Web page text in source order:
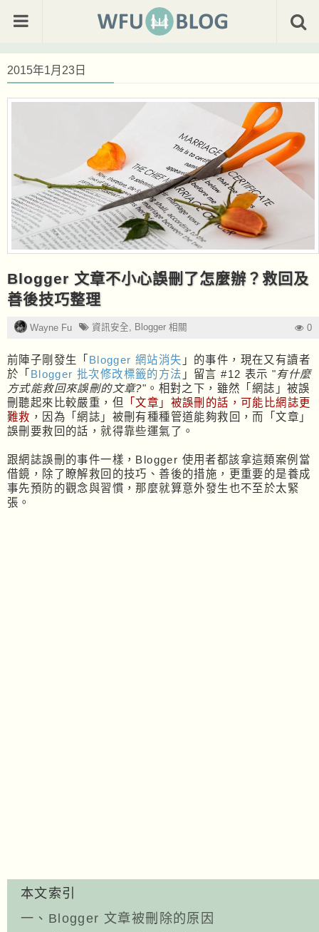
2015年1月23日
Blogger 文章不小心誤刪了怎麼辦？救回及
善後技巧整理
Wayne Fu 資訊安全, Blogger 相關 0
前陣子剛發生「 Blogger 網站消失 」的事件，現在又有讀者
於「 Blogger 批次修改標籤的方法 」留言 #12 表示 " 有什麼
方式能救回來誤刪的文章?"。相對之下，雖然「網誌」被誤
刪聽起來比較嚴重，但
「文章」被誤刪的話，可能比網誌更
難救 ，因為「網誌」被刪有種種管道能夠救回，而「文章」
誤刪要救回的話，就得靠些運氣了。
跟網誌誤刪的事件一樣，Blogger 使用者都該拿這類案例當
借鏡，除了瞭解救回的技巧、善後的措施，更重要的是養成
事先預防的觀念與習慣，那麼就算意外發生也不至於太緊
張。
本文索引
一、Blogger 文章被刪除的原因